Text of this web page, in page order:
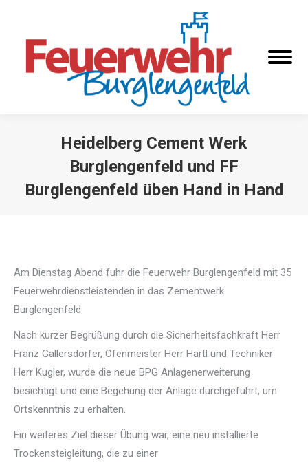
Heidelberg Cement Werk
Burglengenfeld und FF
Burglengenfeld üben Hand in Hand
Am Dienstag Abend fuhr die Feuerwehr Burglengenfeld mit 35
Feuerwehrdienstleistenden in das Zementwerk
Burglengenfeld.
Nach kurzer Begrüßung durch die Sicherheitsfachkraft Herr
Franz Gallersdörfer, Ofenmeister Herr Hartl und Techniker
Herr Kugler, wurde die neue BPG Anlagenerweiterung
besichtigt und eine Begehung der Anlage durchgeführt, um
Ortskenntnis zu erhalten.
Ein weiteres Ziel dieser Übung war, eine neu installierte
Trockensteigleitung, die zu einer